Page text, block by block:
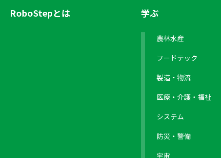
RoboStepとは 学ぶ
農林水産
フードテック
製造・物流
医療・介護・福祉
システム
防災・警備
宇宙